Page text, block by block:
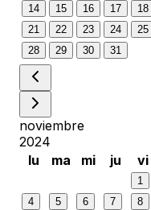
14
15 16 17 18
21
22 23 24 25
28
29 30 31
noviembre
2024
lu
ma mi ju vi
1
4
5 6 7 8